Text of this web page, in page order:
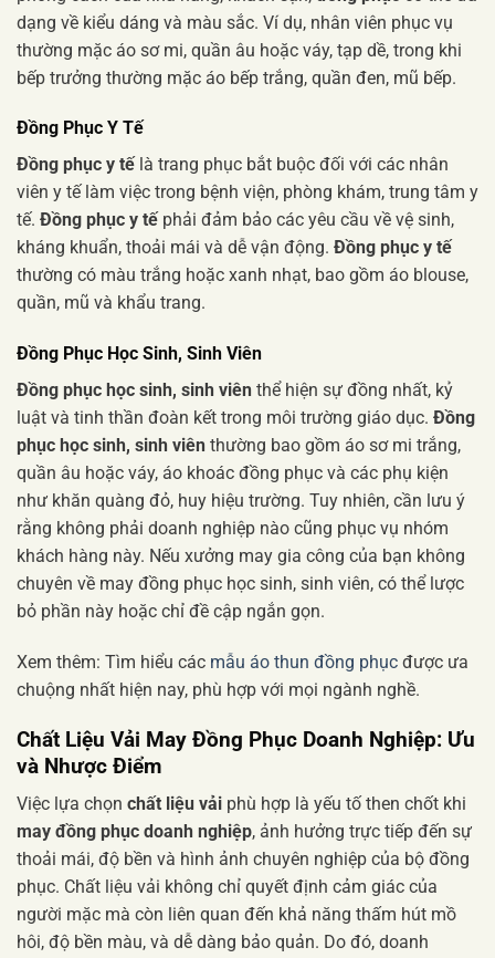
dạng về kiểu dáng và màu sắc. Ví dụ, nhân viên phục vụ
thường mặc áo sơ mi, quần âu hoặc váy, tạp dề, trong khi
bếp trưởng thường mặc áo bếp trắng, quần đen, mũ bếp.
Đồng Phục Y Tế
Đồng phục y tế là trang phục bắt buộc đối với các nhân
viên y tế làm việc trong bệnh viện, phòng khám, trung tâm y
tế. Đồng phục y tế phải đảm bảo các yêu cầu về vệ sinh,
kháng khuẩn, thoải mái và dễ vận động. Đồng phục y tế
thường có màu trắng hoặc xanh nhạt, bao gồm áo blouse,
quần, mũ và khẩu trang.
Đồng Phục Học Sinh, Sinh Viên
Đồng phục học sinh, sinh viên thể hiện sự đồng nhất, kỷ
luật và tinh thần đoàn kết trong môi trường giáo dục. Đồng
phục học sinh, sinh viên thường bao gồm áo sơ mi trắng,
quần âu hoặc váy, áo khoác đồng phục và các phụ kiện
như khăn quàng đỏ, huy hiệu trường. Tuy nhiên, cần lưu ý
rằng không phải doanh nghiệp nào cũng phục vụ nhóm
khách hàng này. Nếu xưởng may gia công của bạn không
chuyên về may đồng phục học sinh, sinh viên, có thể lược
bỏ phần này hoặc chỉ đề cập ngắn gọn.
Xem thêm: Tìm hiểu các mẫu áo thun đồng phục được ưa
chuộng nhất hiện nay, phù hợp với mọi ngành nghề.
Chất Liệu Vải May Đồng Phục Doanh Nghiệp: Ưu
và Nhược Điểm
Việc lựa chọn chất liệu vải phù hợp là yếu tố then chốt khi
may đồng phục doanh nghiệp, ảnh hưởng trực tiếp đến sự
thoải mái, độ bền và hình ảnh chuyên nghiệp của bộ đồng
phục. Chất liệu vải không chỉ quyết định cảm giác của
người mặc mà còn liên quan đến khả năng thấm hút mồ
hôi, độ bền màu, và dễ dàng bảo quản. Do đó, doanh